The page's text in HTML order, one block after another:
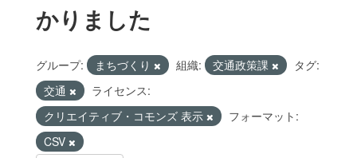
かりました
グループ: まちづくり 組織: 交通政策課
タグ:
交通
ライセンス:
クリエイティブ・コモンズ 表示
フォーマット:
CSV